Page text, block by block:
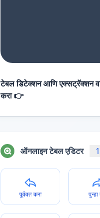
टेबल डिटेक्शन आणि एक्सट्रॅक्शन
करा 👉
ऑनलाइन टेबल एडिटर
पूर्ववत करा